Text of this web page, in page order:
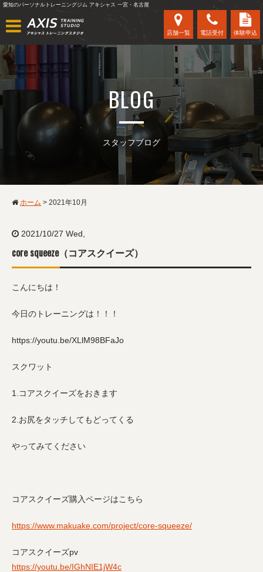
愛知のパーソナルトレーニングジム アキシャス 一宮・名古屋
店舗一覧 電話受付 体験申込
BLOG
スタッフブログ
ホーム > 2021年10月
2021/10/27 Wed,
core squeeze（コアスクイーズ）
こんにちは！
今日のトレーニングは！！！
https://youtu.be/XLlM98BFaJo
スクワット
1.コアスクイーズをおきます
2.お尻をタッチしてもどってくる
やってみてください
コアスクイーズ購入ページはこちら
https://www.makuake.com/project/core-squeeze/
コアスクイーズpv
https://youtu.be/IGhNIE1jW4c